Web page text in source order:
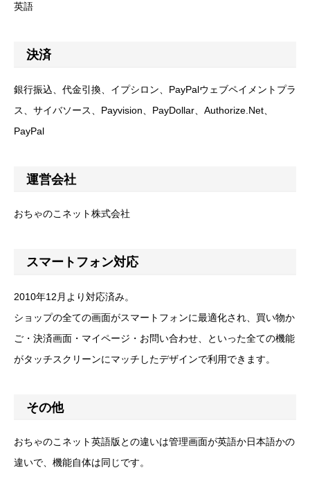
英語
決済
銀行振込、代金引換、イプシロン、PayPalウェブペイメントプラ
ス、サイバソース、Payvision、PayDollar、Authorize.Net、
PayPal
運営会社
おちゃのこネット株式会社
スマートフォン対応
2010年12月より対応済み。
ショップの全ての画面がスマートフォンに最適化され、買い物か
ご・決済画面・マイページ・お問い合わせ、といった全ての機能
がタッチスクリーンにマッチしたデザインで利用できます。
その他
おちゃのこネット英語版との違いは管理画面が英語か日本語かの
違いで、機能自体は同じです。